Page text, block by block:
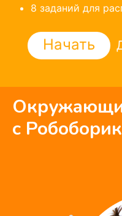
8 заданий для
Начать
с